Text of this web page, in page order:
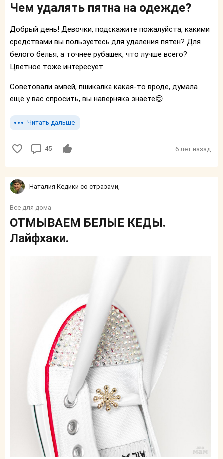
Чем удалять пятна на одежде?
Добрый день! Девочки, подскажите пожалуйста, какими
средствами вы пользуетесь для удаления пятен? Для
белого белья, а точнее рубашек, что лучше всего?
Цветное тоже интересует.
Советовали амвей, пшикалка какая-то вроде, думала
ещё у вас спросить, вы наверняка знаете😊
Читать дальше
45 6 лет назад
Наталия Кедики со стразами,
Все для дома
ОТМЫВАЕМ БЕЛЫЕ КЕДЫ.
Лайфхаки.